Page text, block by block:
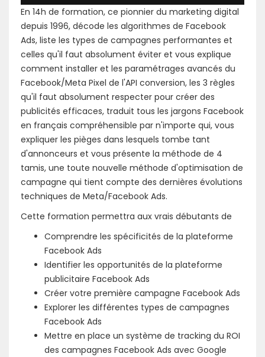
En 14h de formation, ce pionnier du marketing digital
depuis 1996, décode les algorithmes de Facebook
Ads, liste les types de campagnes performantes et
celles qu'il faut absolument éviter et vous explique
comment installer et les paramétrages avancés du
Facebook/Meta Pixel de l'API conversion, les 3 règles
qu'il faut absolument respecter pour créer des
publicités efficaces, traduit tous les jargons Facebook
en français compréhensible par n'importe qui, vous
expliquer les pièges dans lesquels tombe tant
d'annonceurs et vous présente la méthode de 4
tamis, une toute nouvelle méthode d'optimisation de
campagne qui tient compte des dernières évolutions
techniques de Meta/Facebook Ads.
Cette formation permettra aux vrais débutants de
Comprendre les spécificités de la plateforme
Facebook Ads
Identifier les opportunités de la plateforme
publicitaire Facebook Ads
Créer votre première campagne Facebook Ads
Explorer les différentes types de campagnes
Facebook Ads
Mettre en place un système de tracking du ROI
des campagnes Facebook Ads avec Google